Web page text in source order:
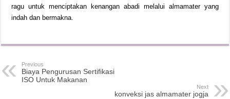
ragu untuk menciptakan kenangan abadi melalui almamater yang
indah dan bermakna.
Previous
Biaya Pengurusan Sertifikasi
ISO Untuk Makanan
Next
konveksi jas almamater jogja